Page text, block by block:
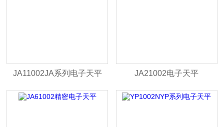
JA11002JA系列电子天平 JA21002电子天平